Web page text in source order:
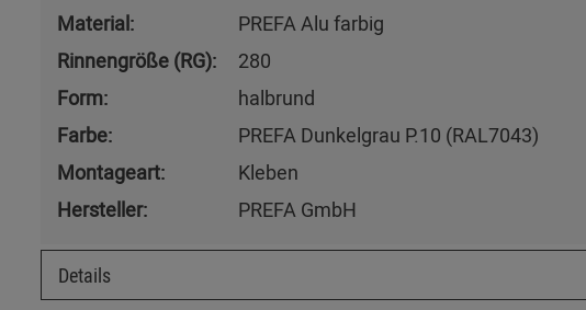
Material:
PREFA Alu farbig
Rinnengröße (RG):
280
Form:
halbrund
Farbe:
PREFA Dunkelgrau P.10 (RAL7043)
Montageart:
Kleben
Hersteller:
PREFA GmbH
Details